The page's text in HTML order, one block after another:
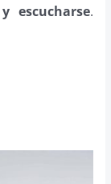
escucharse.